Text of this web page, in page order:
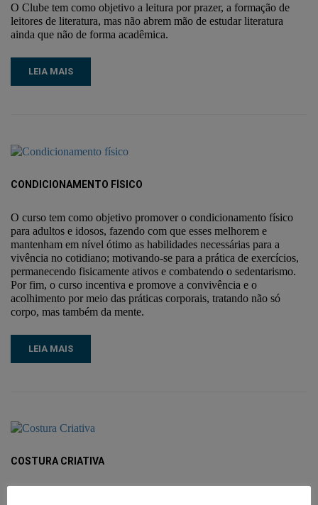
O Clube tem como objetivo a leitura por prazer, a formação de
leitores de literatura, mas não abrem mão de estudar literatura
ainda que não de forma acadêmica.
LEIA MAIS
CONDICIONAMENTO FÍSICO
O curso tem como objetivo promover o condicionamento físico
para adultos e idosos, fazendo com que esses melhorem e
mantenham em nível ótimo as habilidades necessárias para a
vivência no cotidiano; motivando-se para a prática de exercícios,
permanecendo fisicamente ativos e combatendo o sedentarismo.
Por fim, o curso incentiva e promove a convivência e o
acolhimento por meio das práticas corporais, tratando não só
corpo, mas também da mente.
LEIA MAIS
COSTURA CRIATIVA